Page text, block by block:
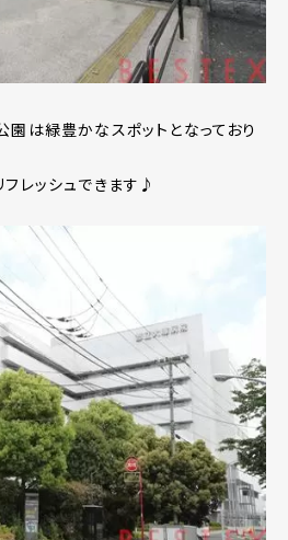
は緑豊かなスポットとなっており
レッシュできます♪